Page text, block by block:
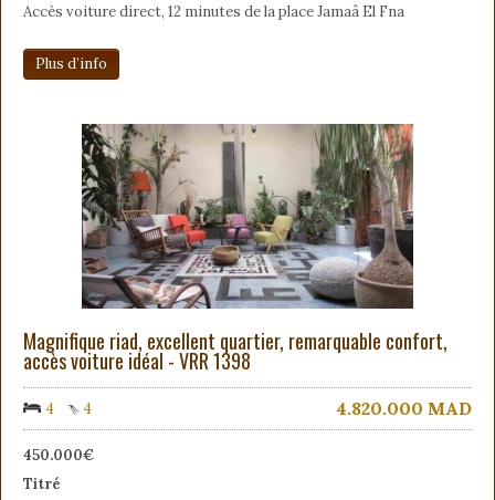
Accès voiture direct, 12 minutes de la place Jamaâ El Fna
Plus d’info
Magnifique riad, excellent quartier, remarquable confort,
accès voiture idéal - VRR 1398
4 4 4.820.000 MAD
450.000€
Titré